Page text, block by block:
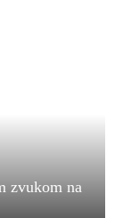
zvukom na